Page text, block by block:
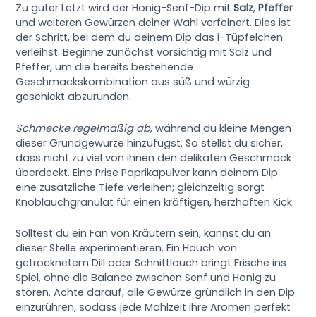
Zu guter Letzt wird der Honig-Senf-Dip mitSalz,Pfeffer
und weiteren Gewürzen deiner Wahl verfeinert. Dies ist
der Schritt, bei dem du deinem Dip das i-Tüpfelchen
verleihst. Beginne zunächst vorsichtig mit Salz und
Pfeffer, um die bereits bestehende
Geschmackskombination aus süß und würzig
geschickt abzurunden.
Schmecke regelmäßig ab, während du kleine Mengen
dieser Grundgewürze hinzufügst. So stellst du sicher,
dass nicht zu viel von ihnen den delikaten Geschmack
überdeckt. Eine Prise Paprikapulver kann deinem Dip
eine zusätzliche Tiefe verleihen; gleichzeitig sorgt
Knoblauchgranulat für einen kräftigen, herzhaften Kick.
Solltest du ein Fan von Kräutern sein, kannst du an
dieser Stelle experimentieren. Ein Hauch von
getrocknetem Dill oder Schnittlauch bringt Frische ins
Spiel, ohne die Balance zwischen Senf und Honig zu
stören. Achte darauf, alle Gewürze gründlich in den Dip
einzurühren, sodass jede Mahlzeit ihre Aromen perfekt